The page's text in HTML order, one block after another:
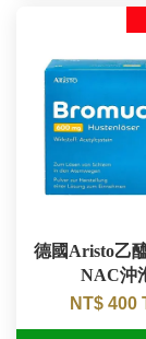
德國Aristo乙
NAC沖
NT$ 400